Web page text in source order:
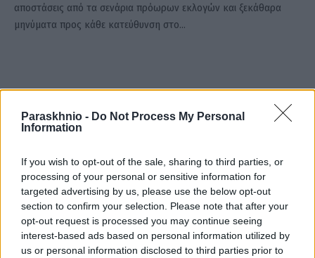
Paraskhnio - Do Not Process My Personal
Information
If you wish to opt-out of the sale, sharing to third parties, or
processing of your personal or sensitive information for
targeted advertising by us, please use the below opt-out
section to confirm your selection. Please note that after your
opt-out request is processed you may continue seeing
interest-based ads based on personal information utilized by
us or personal information disclosed to third parties prior to
αποστάσεις από τα σενάρια πρόωρων εκλογών και ξεκάθαρα
μηνύματα προς κάθε κατεύθυνση στο…